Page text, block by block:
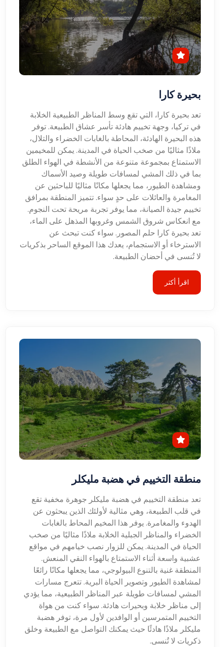
بحيرة كارا
تعد بحيرة كارا، التي تقع وسط المناظر الطبيعية الخلابة
في تركيا، وجهة تخييم هادئة تأسر عشاق الطبيعة. توفر
هذه البحيرة الهادئة، المحاطة بالغابات الخضراء والتلال،
ملاذًا مثاليًا من صخب الحياة في المدينة. يمكن للمخيمين
الاستمتاع بمجموعة متنوعة من الأنشطة في الهواء الطلق
بما في ذلك المشي لمسافات طويلة وصيد الأسماك
ومشاهدة الطيور، مما يجعلها مكانًا مثاليًا للباحثين عن
المغامرة والعائلات على حدٍ سواء. تتميز المنطقة بمرافق
تخييم جيدة الصيانة، مما يوفر تجربة مريحة تحت النجوم.
مع انعكاس شروق الشمس وغروبها المذهل على الماء،
تعد بحيرة كارا حلم المصور. سواء كنت تبحث عن
الاسترخاء أو الاستجمام، يعدك هذا الموقع الساحر بذكريات
لا تُنسى في أحضان الطبيعة.
اقرأ أكثر
منطقة التخييم في هضبة مليكلر
تعد منطقة التخييم في هضبة مليكلر جوهرة مخفية تقع
في قلب الطبيعة، وهي مثالية لأولئك الذين يبحثون عن
الهدوء والمغامرة. يوفر هذا المخيم المحاط بالغابات
الخضراء والمناظر الجبلية الخلابة ملاذًا مثاليًا من صخب
الحياة في المدينة. يمكن للزوار نصب خيامهم في مواقع
عشبية واسعة أثناء الاستمتاع بالهواء النقي المنعش.
المنطقة غنية بالتنوع البيولوجي، مما يجعلها مكانًا رائعًا
لمشاهدة الطيور وتصوير الحياة البرية. تتعرج مسارات
المشي لمسافات طويلة عبر المناظر الطبيعية، مما يؤدي
إلى مناظر خلابة وبحيرات هادئة. سواء كنت من هواة
التخييم المتمرسين أو الوافدين لأول مرة، توفر هضبة
مليكلر ملاذًا هادئًا حيث يمكنك التواصل مع الطبيعة وخلق
ذكريات لا تُنسى.